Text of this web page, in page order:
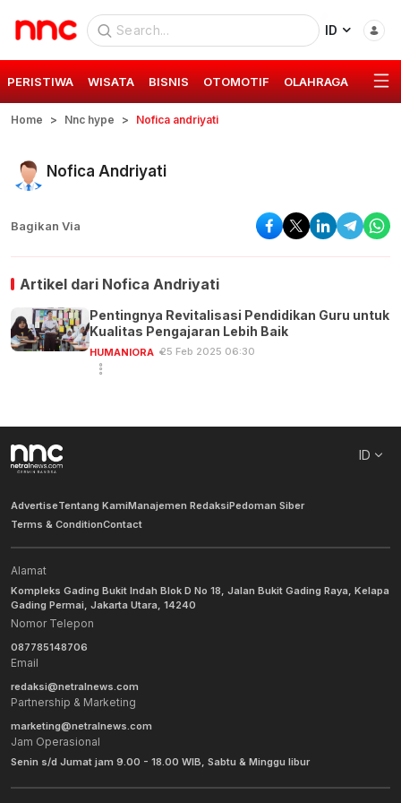
ID
PERISTIWA WISATA BISNIS OTOMOTIF OLAHRAGA GAYA
Home Nnc hype Nofica andriyati
Nofica Andriyati
Bagikan Via
Artikel dari Nofica Andriyati
Pentingnya Revitalisasi Pendidikan Guru untuk
Kualitas Pengajaran Lebih Baik
HUMANIORA 25 Feb 2025 06:30
ID
AdvertiseTentang KamiManajemen RedaksiPedoman Siber
Terms & ConditionContact
Alamat
Kompleks Gading Bukit Indah Blok D No 18, Jalan Bukit Gading Raya, Kelapa
Gading Permai, Jakarta Utara, 14240
Nomor Telepon
087785148706
Email
redaksi@netralnews.com
Partnership & Marketing
marketing@netralnews.com
Jam Operasional
Senin s/d Jumat jam 9.00 - 18.00 WIB, Sabtu & Minggu libur